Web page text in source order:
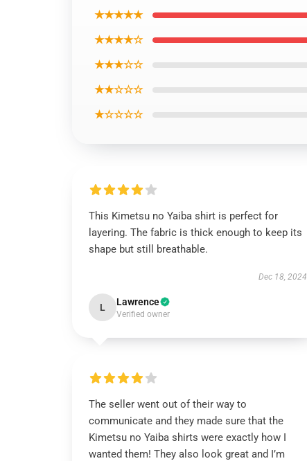
★★★★★
★★★★☆
★★★☆☆
★★☆☆☆
★☆☆☆☆
This Kimetsu no Yaiba shirt is perfect for
layering. The fabric is thick enough to keep its
shape but still breathable.
Dec 18, 2024
L Lawrence
Verified owner
The seller went out of their way to
communicate and they made sure that the
Kimetsu no Yaiba shirts were exactly how I
wanted them! They also look great and I’m